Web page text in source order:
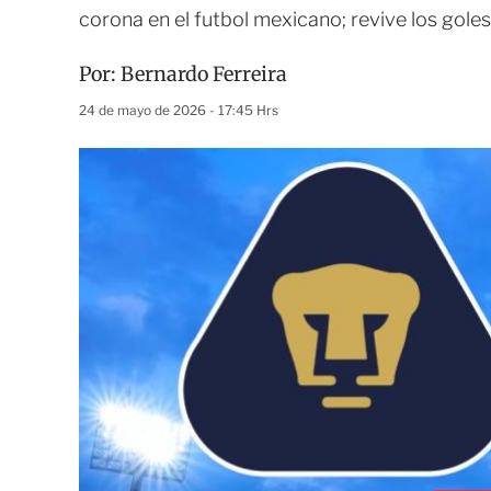
corona en el futbol mexicano; revive los goles
Por: Bernardo Ferreira
24 de mayo de 2026 - 17:45 Hrs